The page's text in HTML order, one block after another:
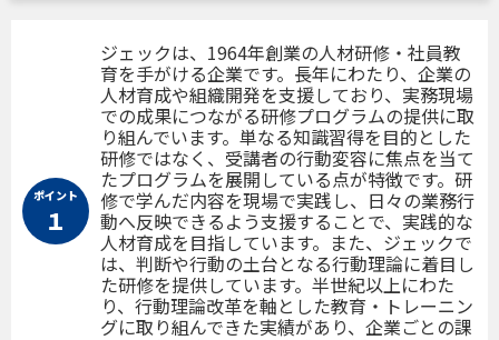
ポイント
１
ジェックは、1964年創業の人材研修・社員教
育を手がける企業です。長年にわたり、企業の
人材育成や組織開発を支援しており、実務現場
での成果につながる研修プログラムの提供に取
り組んでいます。単なる知識習得を目的とした
研修ではなく、受講者の行動変容に焦点を当て
たプログラムを展開している点が特徴です。研
修で学んだ内容を現場で実践し、日々の業務行
動へ反映できるよう支援することで、実践的な
人材育成を目指しています。また、ジェックで
は、判断や行動の土台となる行動理論に着目し
た研修を提供しています。半世紀以上にわた
り、行動理論改革を軸とした教育・トレーニン
グに取り組んできた実績があり、企業ごとの課